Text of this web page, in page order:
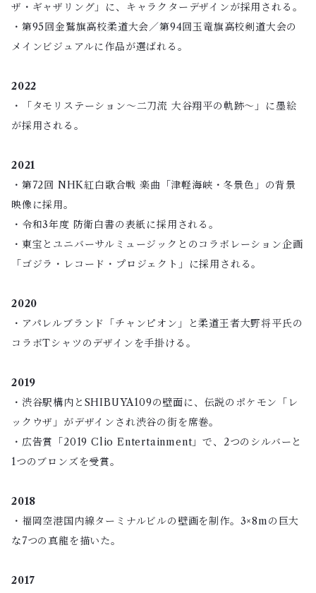
ザ・ギャザリング」に、キャラクターデザインが採用される。
・第95回金鷲旗高校柔道大会／第94回玉竜旗高校剣道大会の
メインビジュアルに作品が選ばれる。
2022
・「タモリステーション～二刀流 大谷翔平の軌跡～」に墨絵
が採用される。
2021
・第72回 NHK紅白歌合戦 楽曲「津軽海峡・冬景色」の背景
映像に採用。
・令和3年度 防衛白書の表紙に採用される。
・東宝とユニバーサルミュージックとのコラボレーション企画
「ゴジラ・レコード・プロジェクト」に採用される。
2020
・アパレルブランド「チャンピオン」と柔道王者大野将平氏の
コラボTシャツのデザインを手掛ける。
2019
・渋谷駅構内とSHIBUYA109の壁面に、伝説のポケモン「レ
ックウザ」がデザインされ渋谷の街を席巻。
・広告賞「2019 Clio Entertainment」で、2つのシルバーと
1つのブロンズを受賞。
2018
・福岡空港国内線ターミナルビルの壁画を制作。3×8mの巨大
な7つの真龍を描いた。
2017